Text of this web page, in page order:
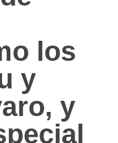
los
y
y